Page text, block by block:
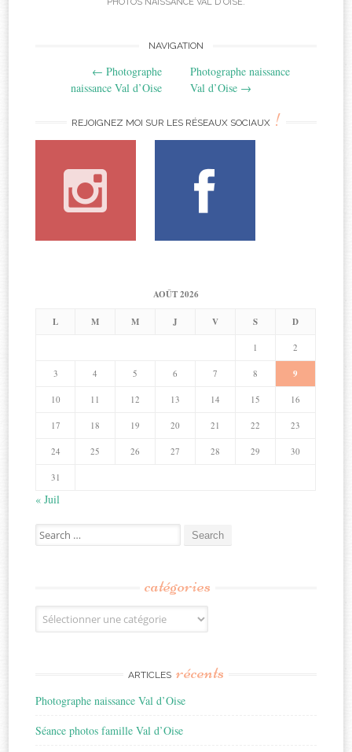
navigation
NAVIGATION
← Photographe
naissance Val d’Oise
Photographe naissance
Val d’Oise →
REJOIGNEZ MOI SUR LES RÉSEAUX SOCIAUX !
AOÛT 2026
L M M J V S D
1 2
3 4 5 6 7 8 9
10 11 12 13 14 15 16
17 18 19 20 21 22 23
24 25 26 27 28 29 30
31
« Juil
Search
for:
catégories
Catégories
ARTICLES récents
Photographe naissance Val d’Oise
Séance photos famille Val d’Oise